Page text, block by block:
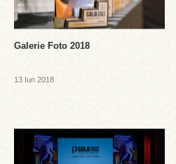
Galerie Foto 2018
13 Iun 2018